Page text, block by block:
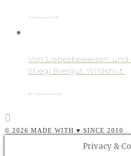
7. November 2016
Von Liebesbeweisen
Stiegl Biergut Wildshut.
30. September 2016
© 2026 MADE WITH ♥ SINCE 2010
Privacy &